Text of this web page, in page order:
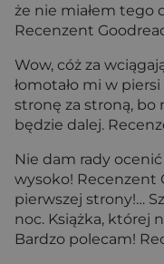
że nie miałem tego
Recenzent
Wow, cóż za
łomotało mi w piersi
stronę za stroną, bo
będzie dalej.
Nie dam rady
wysoko! Recenzent
pierwszej strony!…
noc. Książka, której
Bardzo polecam!